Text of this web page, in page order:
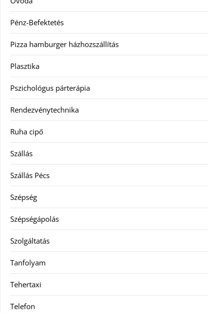
Pénz-Befektetés
Pizza hamburger házhozszállítás
Plasztika
Pszichológus párterápia
Rendezvénytechnika
Ruha cipő
Szállás
Szállás Pécs
Szépség
Szépségápolás
Szolgáltatás
Tanfolyam
Tehertaxi
Telefon